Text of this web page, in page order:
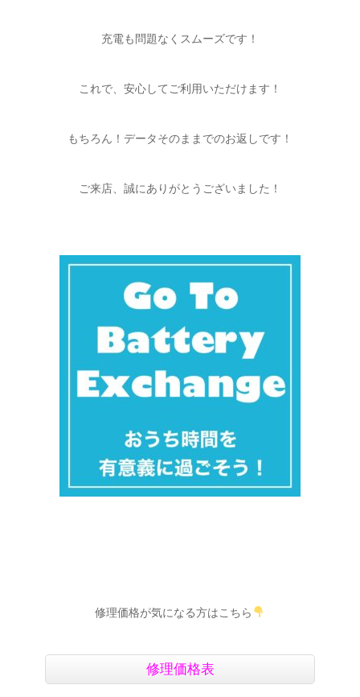
充電も問題なくスムーズです！
これで、安心してご利用いただけます！
もちろん！データそのままでのお返しです！
ご来店、誠にありがとうございました！
修理価格が気になる方はこちら
修理価格表